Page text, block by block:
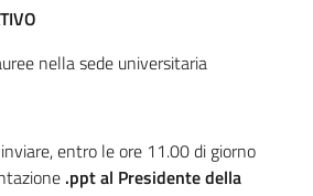
nella sede universitaria
entro le ore 11.00 di giorno
.ppt al Presidente della